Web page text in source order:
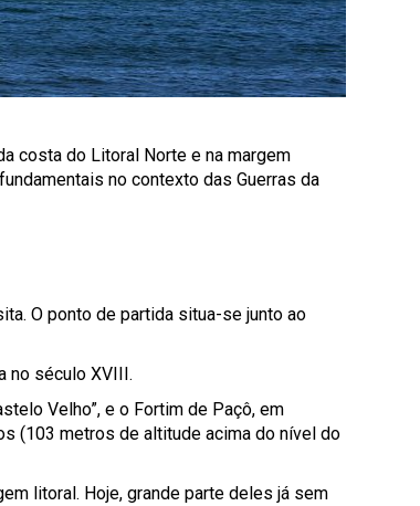
costa do Litoral Norte e na margem
no contexto das Guerras da
O ponto de partida situa-se junto ao
no século XVIII.
Velho”, e o Fortim de Paçô, em
(103 metros de altitude acima do nível do
litoral. Hoje, grande parte deles já sem